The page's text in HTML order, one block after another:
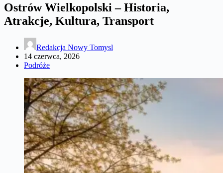
Ostrów Wielkopolski – Historia,
Atrakcje, Kultura, Transport
Redakcja Nowy Tomysl
14 czerwca, 2026
Podróże